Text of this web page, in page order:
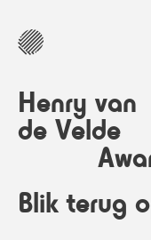
Henry van
de Velde
Blik terug